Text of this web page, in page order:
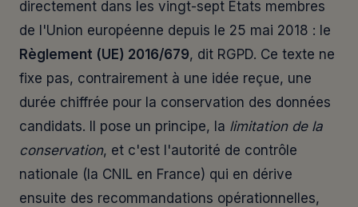
directement dans les vingt-sept États membres
de l'Union européenne depuis le 25 mai 2018 : le
Règlement (UE) 2016/679, dit RGPD. Ce texte ne
fixe pas, contrairement à une idée reçue, une
durée chiffrée pour la conservation des données
candidats. Il pose un principe, la limitation de la
conservation, et c'est l'autorité de contrôle
nationale (la CNIL en France) qui en dérive
ensuite des recommandations opérationnelles,